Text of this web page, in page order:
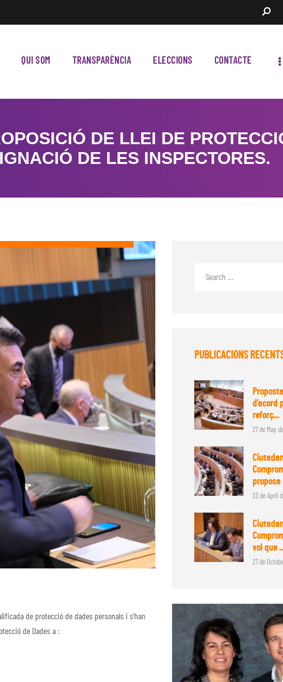
QUI SOM TRANSPARÈNCIA ELECCIONS CONTACTE
DE LLEI DE
DE LES INSPECTORES.
de protecció de dades personals i s’han
de Dades a :
PUBLICACIONS
Proposta
d’acord
reforç...
27 de May
proposa
23 de April
vol que
27 de